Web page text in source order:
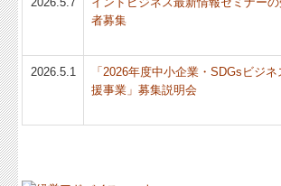
者募集
2026.5.1
「2026年度中小企業・SDGsビジネ
援事業」募集説明会